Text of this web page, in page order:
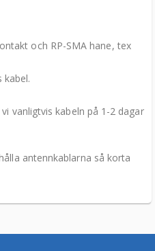
och RP-SMA hane, tex
kabel.
vanligtvis kabeln på 1-2 dagar
antennkablarna så korta